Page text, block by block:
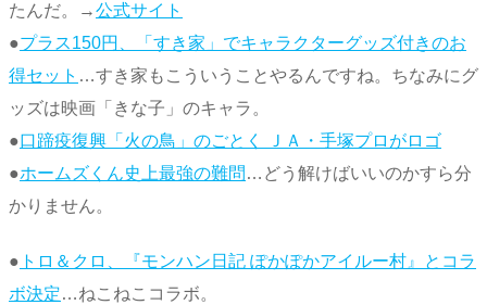
たんだ。→公式サイト
●プラス150円、「すき家」でキャラクターグッズ付きのお
得セット …すき家もこういうことやるんですね。ちなみにグ
ッズは映画「きな子」のキャラ。
● 口蹄疫復興「火の鳥」のごとく ＪＡ・手塚プロがロゴ
●ホームズくん史上最強の難問 …どう解けばいいのかすら分
かりません。
● トロ＆クロ、『モンハン日記 ぽかぽかアイルー村』とコラ
ボ決定…ねこねこコラボ。